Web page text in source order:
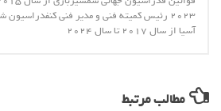
2023 رئیس کمیته فنی و مدیر فنی
آسیا از سال 2017 تا سال 2024
مطالب مرتبط